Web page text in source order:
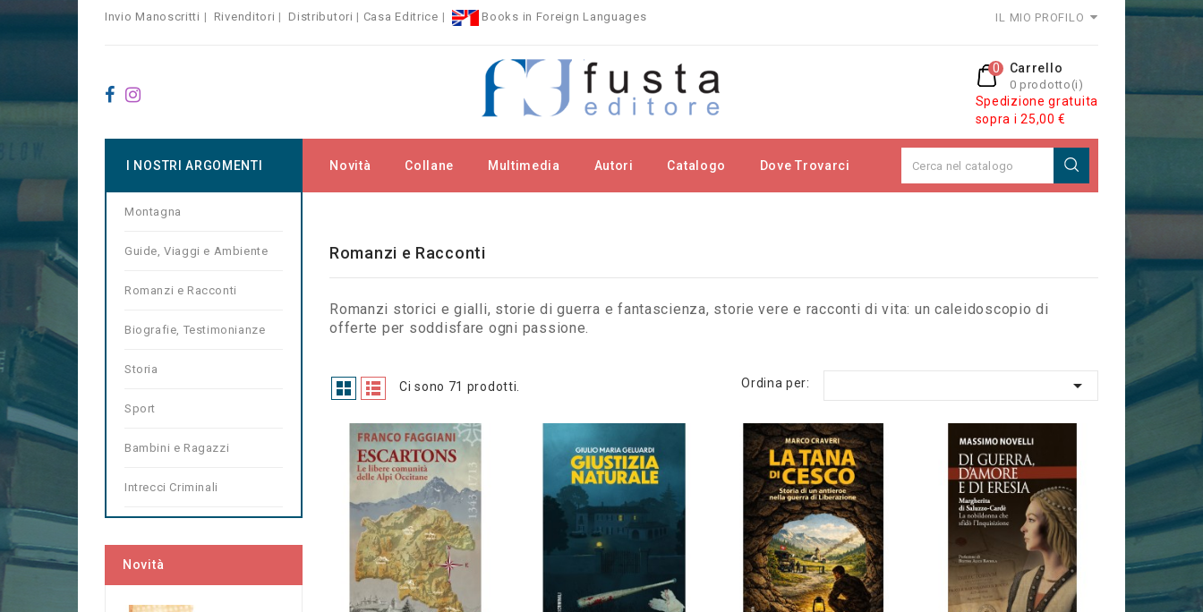
Invio Manoscritti | Rivenditori | Distributori | Casa Editrice | Books in Foreign Languages IL MIO PROFILO
Carrello
0 prodotto(i)
0
Spedizione gratuita
sopra i 25,00 €
Novità Collane Multimedia Autori Catalogo Dove Trovarci
I NOSTRI ARGOMENTI
Montagna
Guide, Viaggi e Ambiente
Romanzi e Racconti
Biografie, Testimonianze
Storia
Sport
Bambini e Ragazzi
Intrecci Criminali
Novità
Romanzi e Racconti
Romanzi storici e gialli, storie di guerra e fantascienza, storie vere e racconti di vita: un caleidoscopio di
offerte per soddisfare ogni passione.
Ci sono 71 prodotti. Ordina per: 